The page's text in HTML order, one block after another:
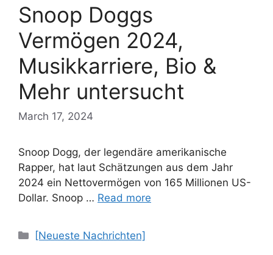
Snoop Doggs
Vermögen 2024,
Musikkarriere, Bio &
Mehr untersucht
March 17, 2024
Snoop Dogg, der legendäre amerikanische
Rapper, hat laut Schätzungen aus dem Jahr
2024 ein Nettovermögen von 165 Millionen US-
Dollar. Snoop … Read more
Categories
[Neueste Nachrichten]